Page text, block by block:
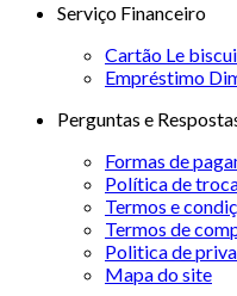
Serviço Financeiro
Cartão Le
Empréstimo
Perguntas e
Formas de
Política de
Termos e
Termos de
Politica de
Mapa do site